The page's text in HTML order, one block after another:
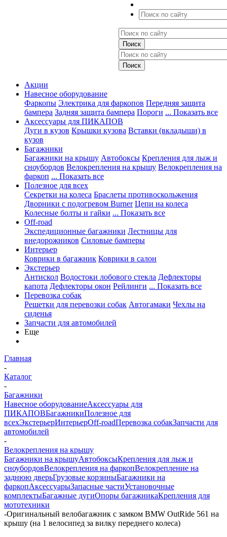
Акции
Навесное оборудование
Фаркопы Электрика для фаркопов Передняя защита
бампера Задняя защита бампера Пороги ... Показать все
Аксессуары для ПИКАПОВ
Дуги в кузов Крышки кузова Вставки (вкладыши) в
кузов
Багажники
Багажники на крышу Автобоксы Крепления для лыж и
сноубордов Велокрепления на крышу Велокрепления на
фаркоп ... Показать все
Полезное для всех
Секретки на колеса Браслеты противоскольжения
Дворники с подогревом Burner Цепи на колеса
Колесные болты и гайки ... Показать все
Off-road
Экспедиционные багажники Лестницы для
внедорожников Силовые бамперы
Интерьер
Коврики в багажник Коврики в салон
Экстерьер
Антискол Водостоки лобового стекла Дефлекторы
капота Дефлекторы окон Рейлинги ... Показать все
Перевозка собак
Решетки для перевозки собак Автогамаки Чехлы на
сиденья
Запчасти для автомобилей
Еще
Главная
-
Каталог
-
Багажники
Навесное оборудованиеАксессуары для
ПИКАПОВБагажникиПолезное для
всехЭкстерьерИнтерьерOff-roadПеревозка собакЗапчасти для
автомобилей
-
Велокрепления на крышу
Багажники на крышуАвтобоксыКрепления для лыж и
сноубордовВелокрепления на фаркопВелокрепление на
заднюю дверьГрузовые корзиныБагажники на
фаркопАксессуарыЗапасные частиУстановочные
комплектыБагажные дугиОпоры багажникаКрепления для
мототехники
-Оригинальный велобагажник с замком BMW OutRide 561 на
крышу (на 1 велосипед за вилку переднего колеса)